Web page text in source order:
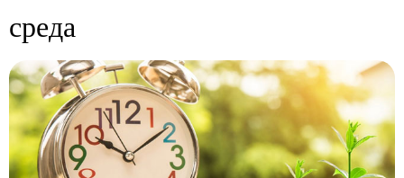
среда